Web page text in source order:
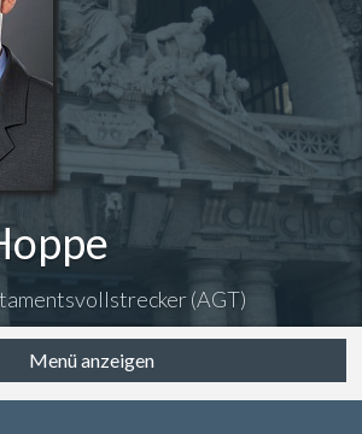
(AGT)
Menü anzeigen